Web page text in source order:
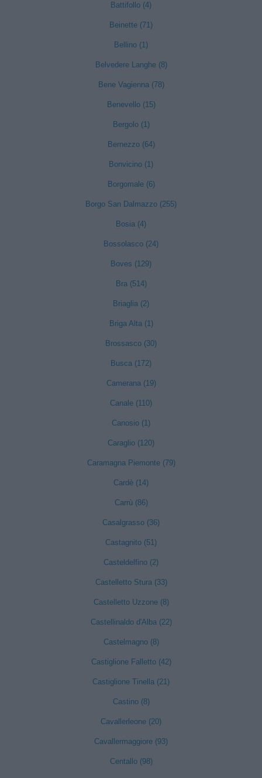
Battifollo (4)
Beinette (71)
Bellino (1)
Belvedere Langhe (8)
Bene Vagienna (78)
Benevello (15)
Bergolo (1)
Bernezzo (64)
Bonvicino (1)
Borgomale (6)
Borgo San Dalmazzo (255)
Bosia (4)
Bossolasco (24)
Boves (129)
Bra (514)
Briaglia (2)
Briga Alta (1)
Brossasco (30)
Busca (172)
Camerana (19)
Canale (110)
Canosio (1)
Caraglio (120)
Caramagna Piemonte (79)
Cardè (14)
Carrù (86)
Casalgrasso (36)
Castagnito (51)
Casteldelfino (2)
Castelletto Stura (33)
Castelletto Uzzone (8)
Castellinaldo d'Alba (22)
Castelmagno (8)
Castiglione Falletto (42)
Castiglione Tinella (21)
Castino (8)
Cavallerleone (20)
Cavallermaggiore (93)
Centallo (98)